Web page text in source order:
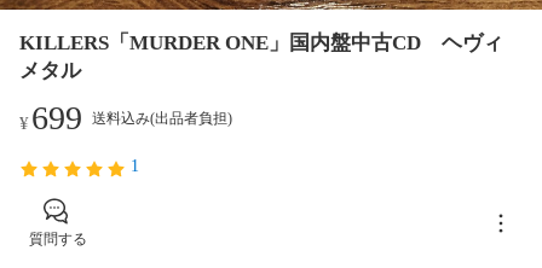
KILLERS「MURDER ONE」国内盤中古CD ヘヴィ
メタル
¥699 送料込み(出品者負担)
1
質問する